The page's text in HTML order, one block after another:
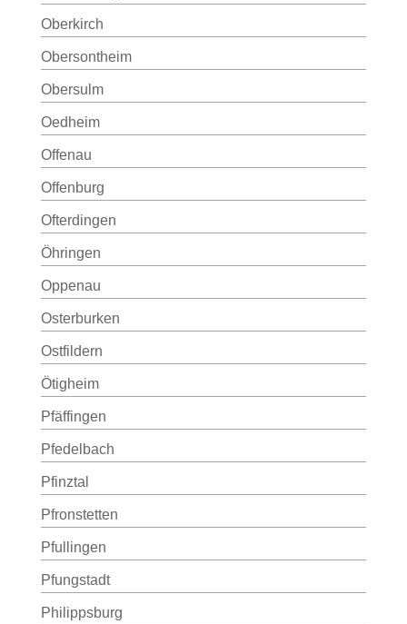
Oberkirch
Obersontheim
Obersulm
Oedheim
Offenau
Offenburg
Ofterdingen
Öhringen
Oppenau
Osterburken
Ostfildern
Ötigheim
Pfäffingen
Pfedelbach
Pfinztal
Pfronstetten
Pfullingen
Pfungstadt
Philippsburg